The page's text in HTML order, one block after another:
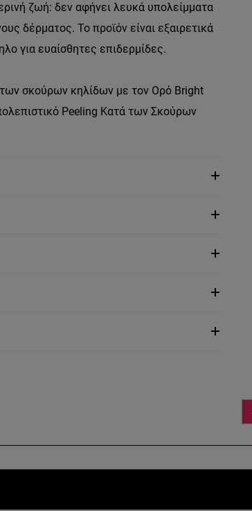
ζωή: δεν αφήνει λευκά υπολείμματα
δέρματος. Το προϊόν είναι εξαιρετικά
για ευαίσθητες επιδερμίδες.
σκούρων κηλίδων με τον Ορό Bright
Peeling Κατά των Σκούρων